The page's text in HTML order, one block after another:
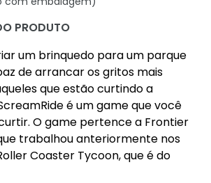
PRODUTO
um brinquedo para um parque
de arrancar os gritos mais
que estão curtindo a
é um game que você
O game pertence a Frontier
trabalhou anteriormente nos
Coaster Tycoon, que é do